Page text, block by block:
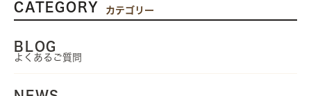
CATEGORY カテゴリー
BLOG
よくあるご質問